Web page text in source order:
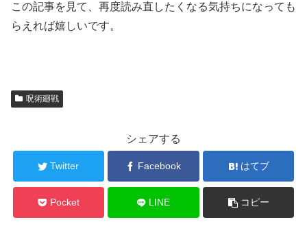
この記事を見て、再度読み直したくなる気持ちになっても
らえれば嬉しいです。
呪術廻戦
シェアする
Twitter Facebook はてブ
Pocket LINE コピー